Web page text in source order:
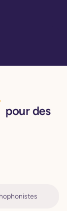
pour des